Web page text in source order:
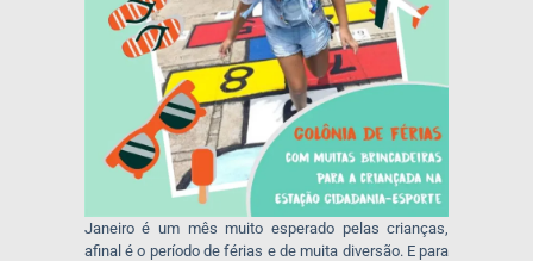
Janeiro é um mês muito esperado pelas crianças,
afinal é o período de férias e de muita diversão. E para